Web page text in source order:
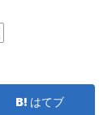
はてブ